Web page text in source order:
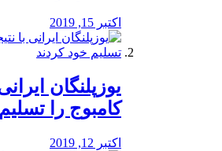
اکتبر 15, 2019
یوزپلنگان
کامبوج را
اکتبر 12, 2019